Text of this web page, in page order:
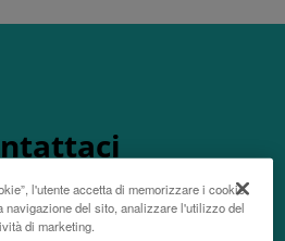
l'utente accetta di memorizzare i cookie
del sito, analizzare l'utilizzo del
di marketing.